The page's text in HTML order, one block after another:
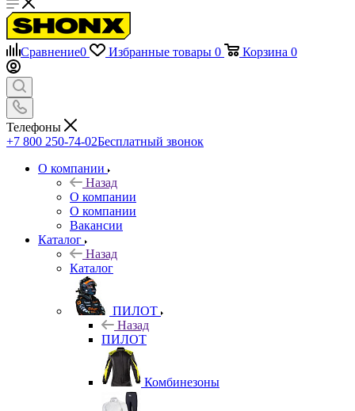
Сравнение0 Избранные товары 0 Корзина 0
Телефоны
+7 800 250-74-02Бесплатный звонок
О компании
Назад
О компании
О компании
Вакансии
Каталог
Назад
Каталог
ПИЛОТ
Назад
ПИЛОТ
Комбинезоны